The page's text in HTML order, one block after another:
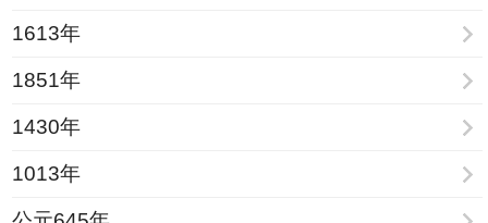
1613年
1851年
1430年
1013年